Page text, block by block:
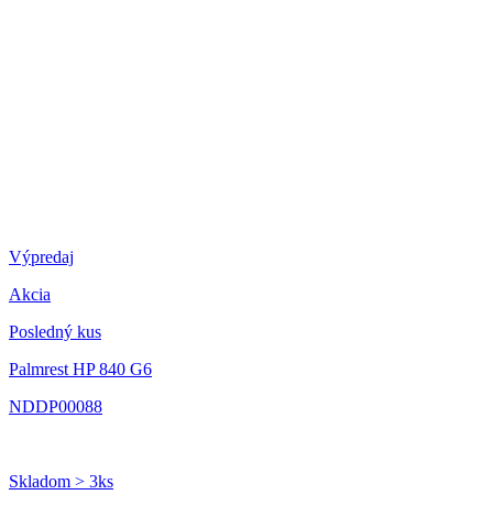
Výpredaj
Akcia
Posledný kus
Palmrest HP 840 G6
NDDP00088
Skladom > 3ks